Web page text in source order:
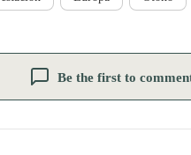
Be the first to